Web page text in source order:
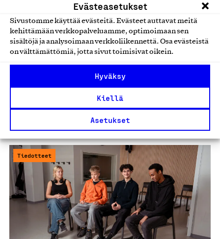
Evästeasetukset
Sivustomme käyttää evästeitä. Evästeet auttavat meitä
kehittämään verkkopalveluamme, optimoimaan sen
sisältöjä ja analysoimaan verkkoliikennettä. Osa evästeistä
on välttämättömiä, jotta sivut toimisivat oikein.
Hyväksy
Kiellä
Asetukset
Tuore tutkimus: jopa 94 prosenttia
nuorista kokee kesätyön saamisen liian
vaikeaksi
94 prosenttia 16–26-vuotiaista nuorista pitää kesätyön
saamista nykyään…
09.06.2026
Tiedotteet